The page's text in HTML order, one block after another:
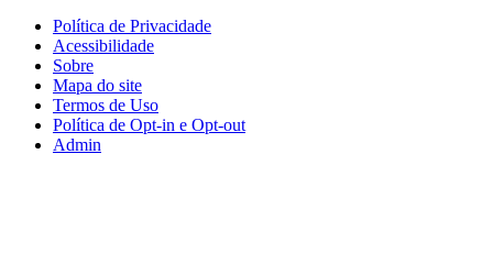
Política de Privacidade
Acessibilidade
Sobre
Mapa do site
Termos de Uso
Política de Opt-in e Opt-out
Admin